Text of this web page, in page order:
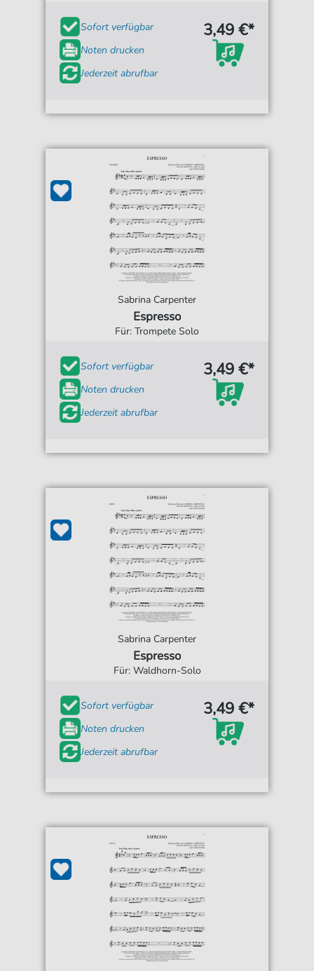
Sofort verfügbar
Noten drucken
Jederzeit abrufbar
3,49 €*
Sabrina Carpenter
Espresso
Für: Trompete Solo
Sofort verfügbar
Noten drucken
Jederzeit abrufbar
3,49 €*
Sabrina Carpenter
Espresso
Für: Waldhorn-Solo
Sofort verfügbar
Noten drucken
Jederzeit abrufbar
3,49 €*